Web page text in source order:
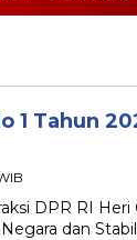
1 Tahun
DPR RI
dan